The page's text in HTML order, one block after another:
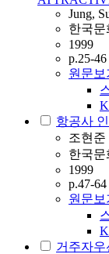
Jung,
한국문
1999
p.25-46
원문보
항공사
조현준
한국문
1999
p.47-64
원문보
거주자